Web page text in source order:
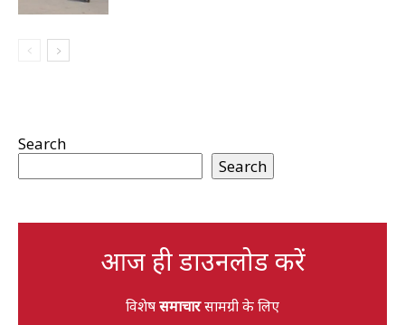
Search
Search
आज ही डाउनलोड करें
विशेषसमाचारसामग्री के लिए